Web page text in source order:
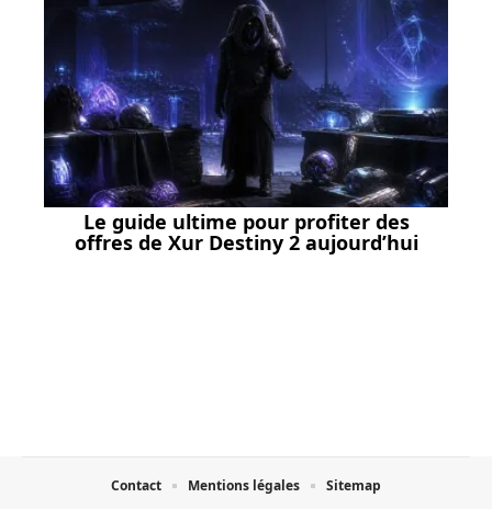
Le guide ultime pour profiter des
offres de Xur Destiny 2 aujourd’hui
Contact Mentions légales Sitemap